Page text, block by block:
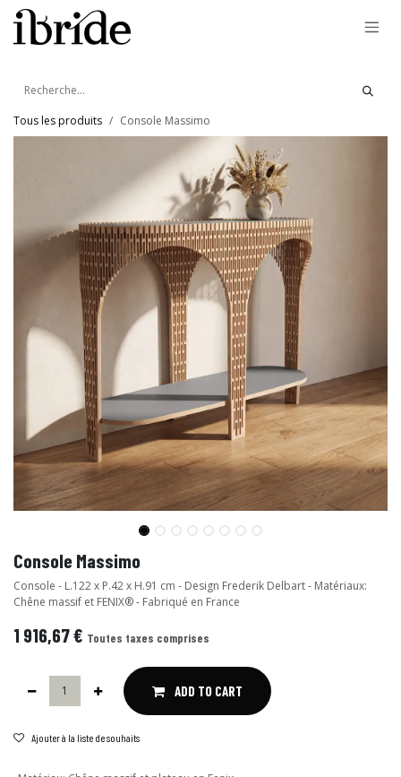
Se rendre au contenu
Tous les produits Console Massimo
Console Massimo
Console - L.122 x P.42 x H.91 cm - Design Frederik Delbart - Matériaux:
Chêne massif et FENIX® - Fabriqué en France
1 916,67€ Toutes taxes comprises
ADD TO CART
Ajouter à la liste de souhaits